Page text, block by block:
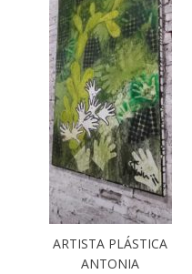
ARTISTA PLÁSTICA
ANTONIA